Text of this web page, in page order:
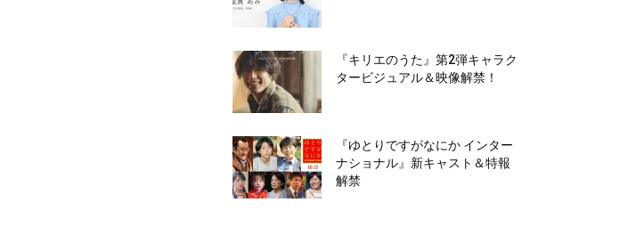
『キリエのうた』第2弾キャラク
タービジュアル＆映像解禁！
『ゆとりですがなにか インター
ナショナル』新キャスト＆特報
解禁